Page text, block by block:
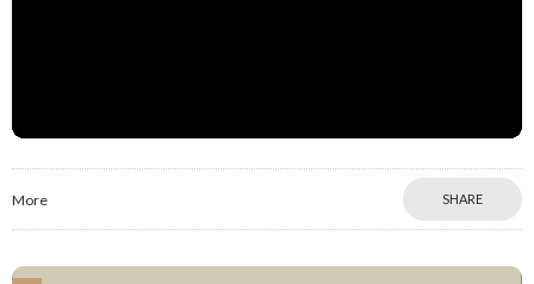
More SHARE